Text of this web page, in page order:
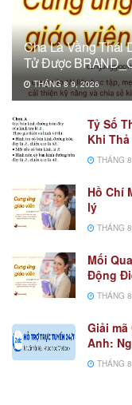
Cha Là Vầng Thái
Tử Được
THÁNG 8 9, 2026
Tỷ Số
Khi
THÁNG
Hồ Chí
lý
THÁNG
Mối
Động
THÁNG
Giải
Anh:
THÁNG